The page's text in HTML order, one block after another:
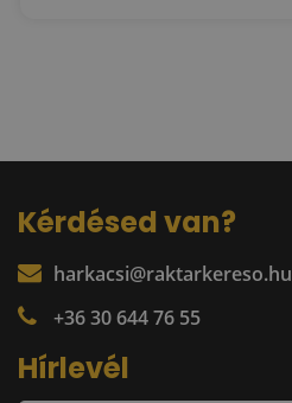
Kérdésed van?
harkacsi@raktarkereso.hu
+36 30 644 76 55
Hírlevél